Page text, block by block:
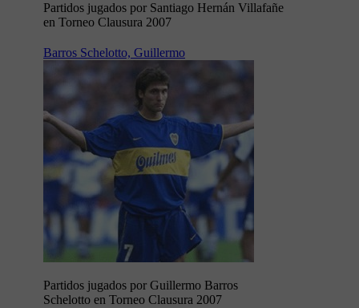
Partidos jugados por Santiago Hernán Villafañe
en Torneo Clausura 2007
Barros Schelotto, Guillermo
Partidos jugados por Guillermo Barros
Schelotto en Torneo Clausura 2007